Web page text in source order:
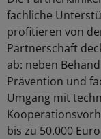
fachliche
profitieren von
Partnerschaft
ab: neben
Prävention und
Umgang mit
bis zu 50.000